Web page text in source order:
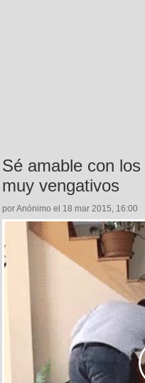
Sé amable con
muy vengativos
por Anónimo el 18 mar 2015, 16:00